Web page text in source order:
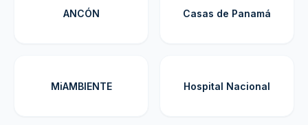
ANCÓN Casas de Panamá
MiAMBIENTE Hospital Nacional